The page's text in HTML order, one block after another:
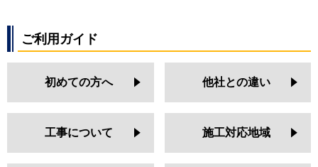
ご利用ガイド
初めての方へ 他社との違い
工事について 施工対応地域